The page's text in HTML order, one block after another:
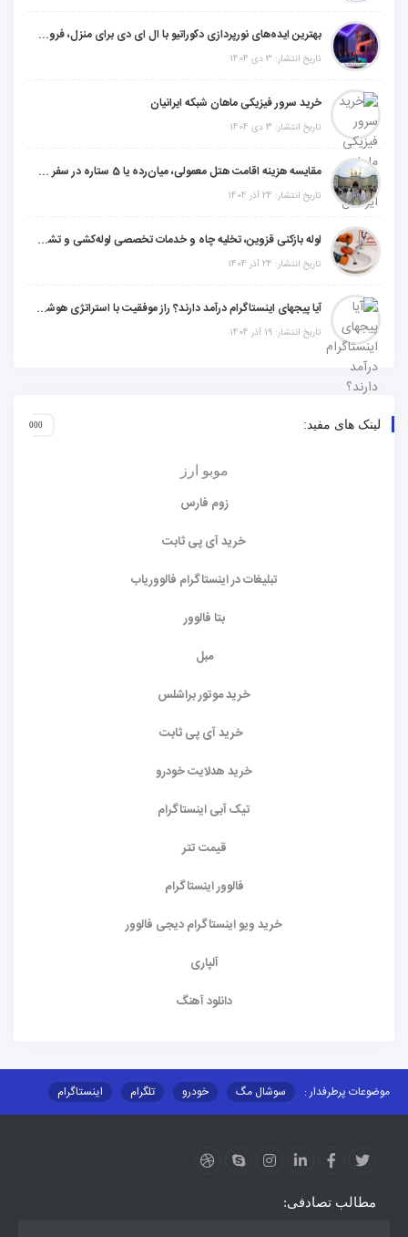
بهترین ایده‌های نورپردازی دکوراتیو با ال ای دی برای منزل، فروشگاه و دفتر کار
تاریخ انتشار: 3 دی 1404
خرید سرور فیزیکی ماهان شبکه ایرانیان
تاریخ انتشار: 3 دی 1404
مقایسه هزینه اقامت هتل معمولی، میان‌رده یا 5 ستاره در سفر زیارتی عراق
تاریخ انتشار: 24 آذر 1404
لوله بازکنی قزوین، تخلیه چاه و خدمات تخصصی لوله‌کشی و تشخیص ترکیدگی
تاریخ انتشار: 24 آذر 1404
آیا پیجهای اینستاگرام درآمد دارند؟ راز موفقیت با استراتژی هوشمندانه
تاریخ انتشار: 19 آذر 1404
لینک های مفید:
موبو ارز
زوم فارس
خرید آی پی ثابت
تبلیغات در اینستاگرام فالووریاب
بتا فالوور
مبل
خرید موتور براشلس
خرید آی پی ثابت
خرید هدلایت خودرو
تیک آبی اینستاگرام
قیمت تتر
فالوور اینستاگرام
خرید ویو اینستاگرام دیجی فالوور
آلپاری
دانلود آهنگ
موضوعات پرطرفدار : سوشال مگ خودرو تلگرام
اینستاگرام
مطالب تصادفی: